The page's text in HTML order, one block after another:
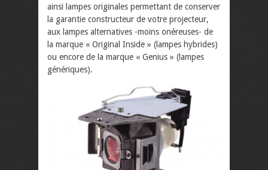
ainsi lampes originales permettant de conserver
la garantie constructeur de votre projecteur,
aux lampes alternatives -moins onéreuses- de
la marque « Original Inside » (lampes hybrides)
ou encore de la marque « Genius » (lampes
génériques).